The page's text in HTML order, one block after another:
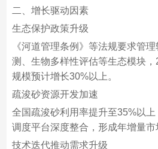
二、增长驱动因素
生态保护政策升级‌
《河道管理条例》等法规要求管
测‌、‌生物多样性评估‌等生态模块
规模预计增长30%以上‌。
疏浚砂资源开发加速‌
全国疏浚砂利用率提升至35%以
调度平台深度整合，形成年增量市
技术迭代推动需求升级‌